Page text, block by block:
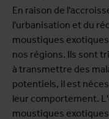
En raison de
l'urbanisation et du
moustiques
nos régions. Ils sont
à transmettre des
potentiels, il est
leur comportement.
moustiques